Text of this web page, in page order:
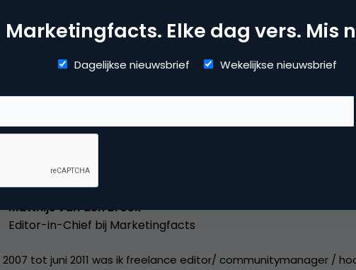
Kopieer link
Matthijs van den Broek
Editor-in-Chief bij Marketingfacts
2007 tot juni 2011 was ik freelance editor/ communitymanager /
Marketingfacts. Elke dag vers. Mis
Dagelijkse nieuwsbrief Wekelijkse nieuwsbrief